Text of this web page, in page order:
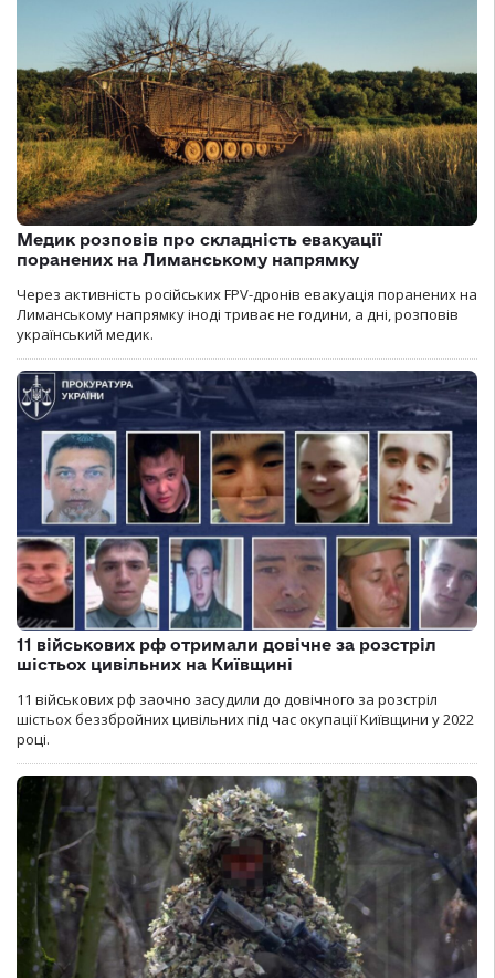
Медик розповів про складність евакуації
поранених на Лиманському напрямку
Через активність російських FPV-дронів евакуація поранених на
Лиманському напрямку іноді триває не години, а дні, розповів
український медик.
11 військових рф отримали довічне за розстріл
шістьох цивільних на Київщині
11 військових рф заочно засудили до довічного за розстріл
шістьох беззбройних цивільних під час окупації Київщини у 2022
році.